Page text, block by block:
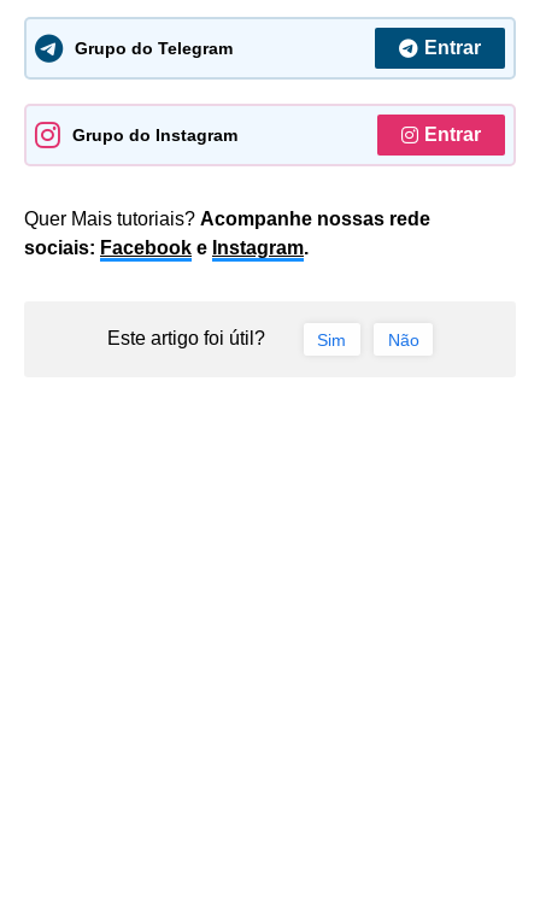
Grupo do Telegram Entrar
Grupo do Instagram Entrar
Quer Mais tutoriais? Acompanhe nossas rede
sociais: Facebook e Instagram.
Este artigo foi útil? Sim Não